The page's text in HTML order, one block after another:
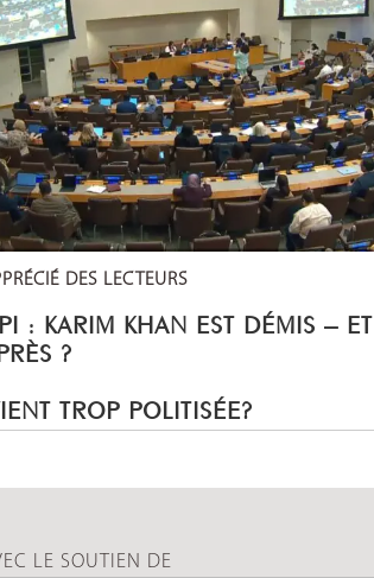
DES LECTEURS
: KARIM KHAN EST DÉMIS – ET
?
TROP POLITISÉE?
LE SOUTIEN DE